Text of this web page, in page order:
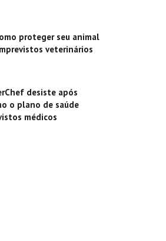
proteger seu animal
veterinários
desiste após
o plano de saúde
médicos